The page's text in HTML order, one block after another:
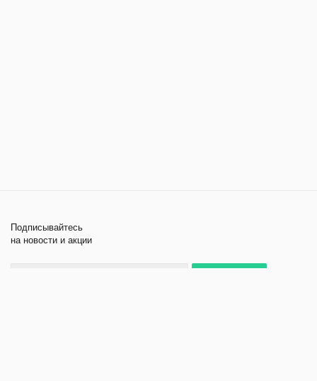
Подписывайтесь
на новости и акции